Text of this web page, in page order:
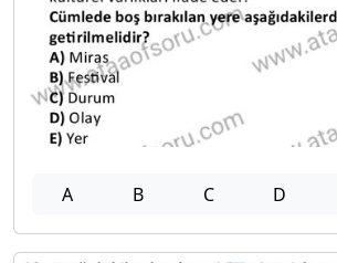
A B C D